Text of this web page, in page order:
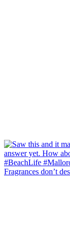
Fragrances don’t